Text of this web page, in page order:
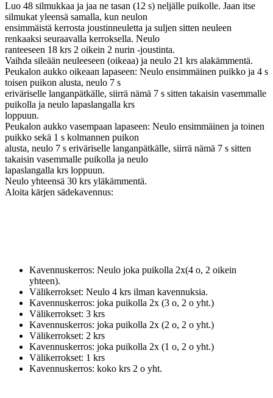
Luo 48 silmukkaa ja jaa ne tasan (12 s) neljälle puikolle. Jaan itse
silmukat yleensä samalla, kun neulon
ensimmäistä kerrosta joustinneuletta ja suljen sitten neuleen
renkaaksi seuraavalla kerroksella. Neulo
ranteeseen 18 krs 2 oikein 2 nurin -joustinta.
Vaihda sileään neuleeseen (oikeaa) ja neulo 21 krs alakämmentä.
Peukalon aukko oikeaan lapaseen: Neulo ensimmäinen puikko ja 4 s
toisen puikon alusta, neulo 7 s
eriväriselle langanpätkälle, siirrä nämä 7 s sitten takaisin vasemmalle
puikolla ja neulo lapaslangalla krs
loppuun.
Peukalon aukko vasempaan lapaseen: Neulo ensimmäinen ja toinen
puikko sekä 1 s kolmannen puikon
alusta, neulo 7 s eriväriselle langanpätkälle, siirrä nämä 7 s sitten
takaisin vasemmalle puikolla ja neulo
lapaslangalla krs loppuun.
Neulo yhteensä 30 krs yläkämmentä.
Aloita kärjen sädekavennus:
Kavennuskerros: Neulo joka puikolla 2x(4 o, 2 oikein
yhteen).
Välikerrokset: Neulo 4 krs ilman kavennuksia.
Kavennuskerros: joka puikolla 2x (3 o, 2 o yht.)
Välikerrokset: 3 krs
Kavennuskerros: joka puikolla 2x (2 o, 2 o yht.)
Välikerrokset: 2 krs
Kavennuskerros: joka puikolla 2x (1 o, 2 o yht.)
Välikerrokset: 1 krs
Kavennuskerros: koko krs 2 o yht.